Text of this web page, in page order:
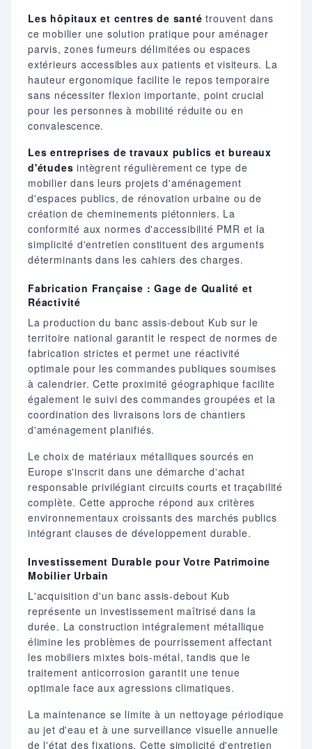
Les hôpitaux et centres de santé trouvent dans
ce mobilier une solution pratique pour aménager
parvis, zones fumeurs délimitées ou espaces
extérieurs accessibles aux patients et visiteurs. La
hauteur ergonomique facilite le repos temporaire
sans nécessiter flexion importante, point crucial
pour les personnes à mobilité réduite ou en
convalescence.
Les entreprises de travaux publics et bureaux
d'études intègrent régulièrement ce type de
mobilier dans leurs projets d'aménagement
d'espaces publics, de rénovation urbaine ou de
création de cheminements piétonniers. La
conformité aux normes d'accessibilité PMR et la
simplicité d'entretien constituent des arguments
déterminants dans les cahiers des charges.
Fabrication Française : Gage de Qualité et
Réactivité
La production du banc assis-debout Kub sur le
territoire national garantit le respect de normes de
fabrication strictes et permet une réactivité
optimale pour les commandes publiques soumises
à calendrier. Cette proximité géographique facilite
également le suivi des commandes groupées et la
coordination des livraisons lors de chantiers
d'aménagement planifiés.
Le choix de matériaux métalliques sourcés en
Europe s'inscrit dans une démarche d'achat
responsable privilégiant circuits courts et traçabilité
complète. Cette approche répond aux critères
environnementaux croissants des marchés publics
intégrant clauses de développement durable.
Investissement Durable pour Votre Patrimoine
Mobilier Urbain
L'acquisition d'un banc assis-debout Kub
représente un investissement maîtrisé dans la
durée. La construction intégralement métallique
élimine les problèmes de pourrissement affectant
les mobiliers mixtes bois-métal, tandis que le
traitement anticorrosion garantit une tenue
optimale face aux agressions climatiques.
La maintenance se limite à un nettoyage périodique
au jet d'eau et à une surveillance visuelle annuelle
de l'état des fixations. Cette simplicité d'entretien